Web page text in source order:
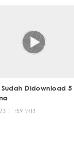
Sudah Didownload 5
11:59 WIB